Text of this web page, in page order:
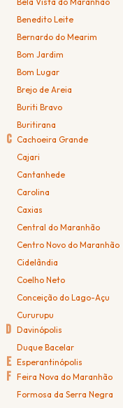
Benedito Leite
Bernardo do Mearim
Bom Jardim
Bom Lugar
Brejo de Areia
Buriti Bravo
Buritirana
C Cachoeira Grande
Cajari
Cantanhede
Carolina
Caxias
Central do Maranhão
Centro Novo do Maranhão
Cidelândia
Coelho Neto
Conceição do Lago-Açu
Cururupu
D Davinópolis
Duque Bacelar
E Esperantinópolis
F Feira Nova do Maranhão
Formosa da Serra Negra